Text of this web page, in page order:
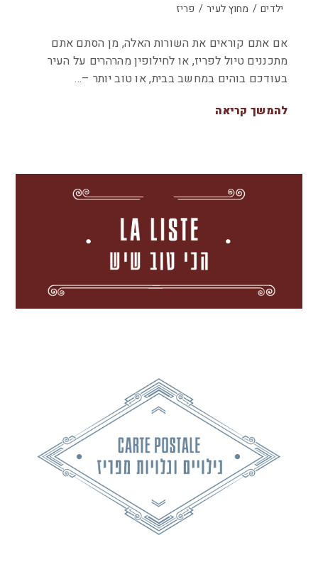
ילדים / מחוץ לעיר / פריז
אם אתם קוראים את השורות האלה, מן הסתם אתם
מתכננים טיול לפריז, או לחילופין מהרהרים על העיר
בעודכם בוהים במחשב בבית, או טוב יותר –…
להמשך קריאה